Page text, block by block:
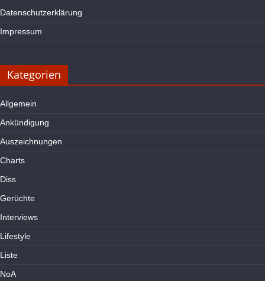
Datenschutzerklärung
Impressum
Kategorien
Allgemein
Ankündigung
Auszeichnungen
Charts
Diss
Gerüchte
Interviews
Lifestyle
Liste
NoA